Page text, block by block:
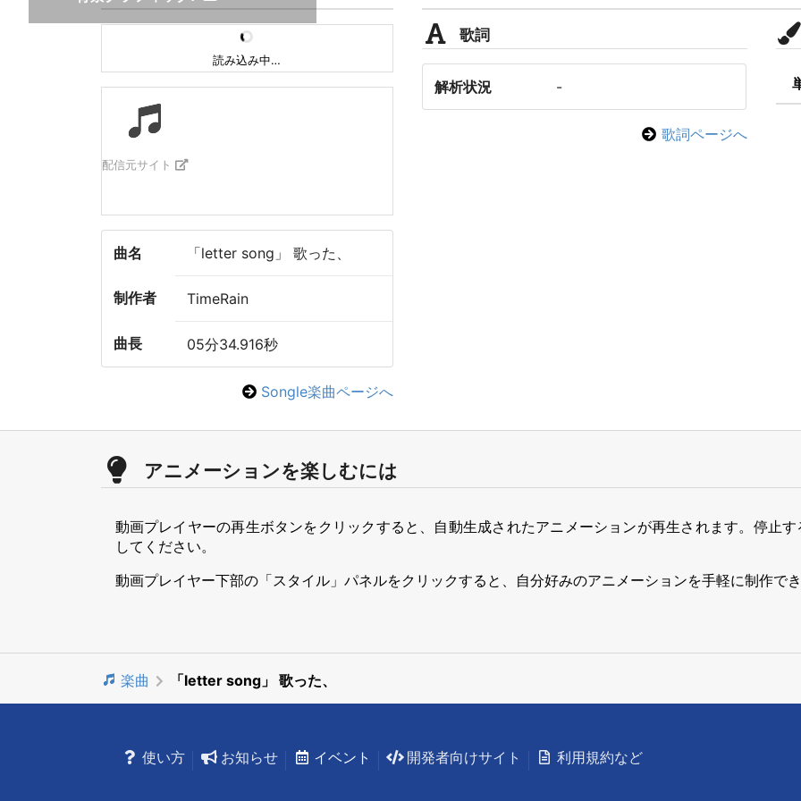
読み込み中…
配信元サイト
曲名 「letter song」 歌った、
制作者 TimeRain
曲長 05分34.916秒
Songle楽曲ページへ
歌詞
解析状況 -
歌詞ページへ
アニメーションを楽しむには
動画プレイヤーの再生ボタンをクリックすると、自動生成されたアニメーションが再生されます。停止
してください。
動画プレイヤー下部の「スタイル」パネルをクリックすると、自分好みのアニメーションを手軽に制作でき
楽曲 「letter song」 歌った、
使い方 お知らせ イベント 開発者向けサイト 利用規約など